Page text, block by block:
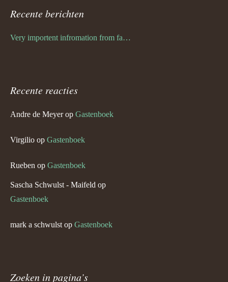
Recente berichten
Very importent infromation from family Schwulst
Recente reacties
Andre de Meyerop Gastenboek
Virgilio op Gastenboek
Rueben op Gastenboek
Sascha Schwulst - Maifeld op
Gastenboek
mark a schwulst op Gastenboek
Zoeken in pagina’s